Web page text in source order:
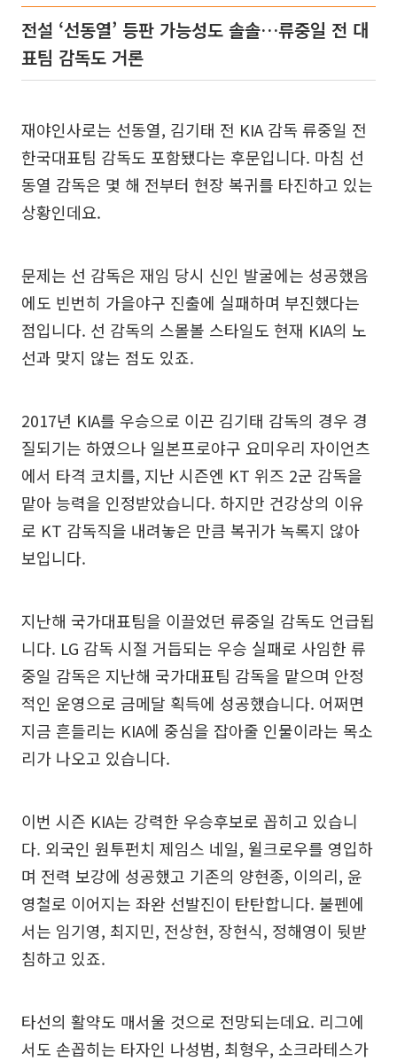
전설 ‘선동열’ 등판 가능성도 솔솔…류중일 전 대
표팀 감독도 거론
재야인사로는 선동열, 김기태 전 KIA 감독 류중일 전
한국대표팀 감독도 포함됐다는 후문입니다. 마침 선
동열 감독은 몇 해 전부터 현장 복귀를 타진하고 있는
상황인데요.
문제는 선 감독은 재임 당시 신인 발굴에는 성공했음
에도 빈번히 가을야구 진출에 실패하며 부진했다는
점입니다. 선 감독의 스몰볼 스타일도 현재 KIA의 노
선과 맞지 않는 점도 있죠.
2017년 KIA를 우승으로 이끈 김기태 감독의 경우 경
질되기는 하였으나 일본프로야구 요미우리 자이언츠
에서 타격 코치를, 지난 시즌엔 KT 위즈 2군 감독을
맡아 능력을 인정받았습니다. 하지만 건강상의 이유
로 KT 감독직을 내려놓은 만큼 복귀가 녹록지 않아
보입니다.
지난해 국가대표팀을 이끌었던 류중일 감독도 언급됩
니다. LG 감독 시절 거듭되는 우승 실패로 사임한 류
중일 감독은 지난해 국가대표팀 감독을 맡으며 안정
적인 운영으로 금메달 획득에 성공했습니다. 어쩌면
지금 흔들리는 KIA에 중심을 잡아줄 인물이라는 목소
리가 나오고 있습니다.
이번 시즌 KIA는 강력한 우승후보로 꼽히고 있습니
다. 외국인 원투펀치 제임스 네일, 윌크로우를 영입하
며 전력 보강에 성공했고 기존의 양현종, 이의리, 윤
영철로 이어지는 좌완 선발진이 탄탄합니다. 불펜에
서는 임기영, 최지민, 전상현, 장현식, 정해영이 뒷받
침하고 있죠.
타선의 활약도 매서울 것으로 전망되는데요. 리그에
서도 손꼽히는 타자인 나성범, 최형우, 소크라테스가